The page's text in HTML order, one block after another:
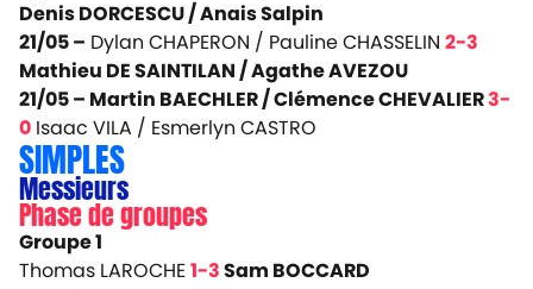
Denis DORCESCU / Anais Salpin
21/05 – Dylan CHAPERON / Pauline CHASSELIN 2-3
Mathieu DE SAINTILAN / Agathe AVEZOU
21/05 – Martin BAECHLER / Clémence CHEVALIER3-
0 Isaac VILA / Esmerlyn CASTRO
SIMPLES
Messieurs
Phase de groupes
Groupe 1
Thomas LAROCHE1-3Sam BOCCARD